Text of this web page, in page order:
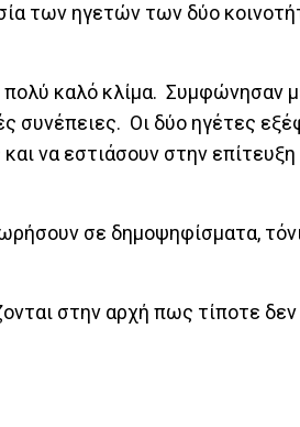
των ηγετών των δύο
πολύ καλό κλίμα. Συμφώνησαν
συνέπειες. Οι δύο ηγέτες
να εστιάσουν στην επίτευξη
σε δημοψηφίσματα,
στην αρχή πως τίποτε δεν